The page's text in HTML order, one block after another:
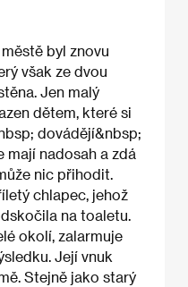
byl znovu
však ze dvou
Jen malý
dětem, které si
dovádějí&nbsp;
mají nadosah a zdá
nic přihodit.
chlapec, jehož
na toaletu.
okolí, zalarmuje
Její vnuk
Stejně jako starý